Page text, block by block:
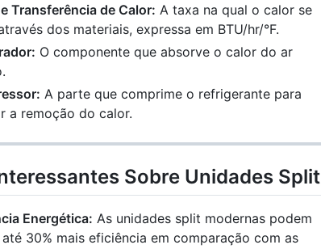
Transferência de Calor: A taxa na qual o calor se
dos materiais, expressa em BTU/hr/°F.
O componente que absorve o calor do ar
A parte que comprime o refrigerante para
a remoção do calor.
Sobre Unidades Split
Energética: As unidades split modernas podem
30% mais eficiência em comparação com as